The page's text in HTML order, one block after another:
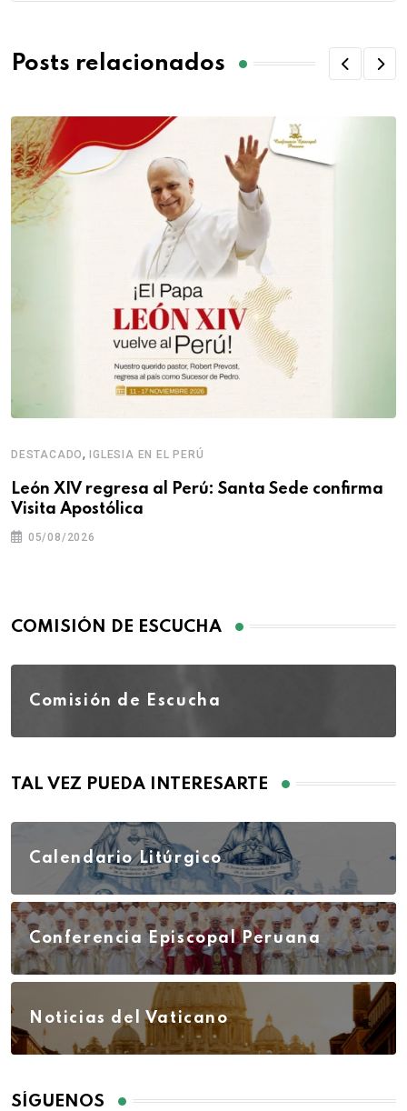
Posts relacionados
DESTACADO,IGLESIA EN EL PERÚ
León XIV regresa al Perú: Santa Sede confirma
Visita Apostólica
05/08/2026
COMISIÓN DE ESCUCHA
Comisión de Escucha
TAL VEZ PUEDA INTERESARTE
Calendario Litúrgico
Conferencia Episcopal Peruana
Noticias del Vaticano
SÍGUENOS